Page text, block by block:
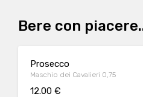
Bere con
Prosecco
Maschio dei Cavalieri 0,75
12.00 €